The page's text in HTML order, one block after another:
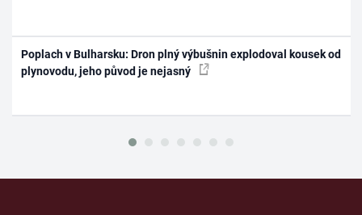
Poplach v Bulharsku: Dron plný výbušnin explodoval kousek od
plynovodu, jeho původ je nejasný